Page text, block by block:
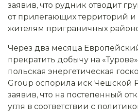
заявив, что рудник отводит
от прилегающих территорий и
жителям приграничных
Через два месяца
прекратить добычу на
польская энергетическая
Group оспорила иск Чешской
заявив, что на постепенный
угля в соответствии с